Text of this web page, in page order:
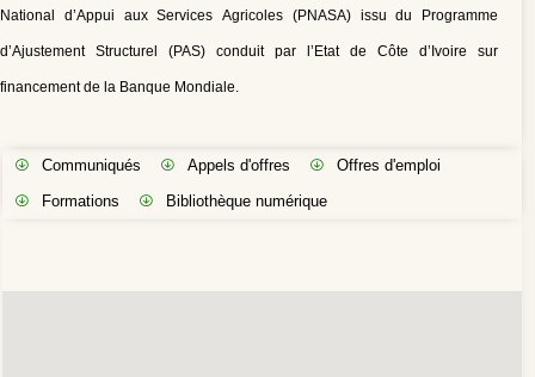
National d’Appui aux Services Agricoles (PNASA) issu du Programme
d’Ajustement Structurel (PAS) conduit par l’Etat de Côte d’Ivoire sur
financement de la Banque Mondiale.
Communiqués Appels d'offres
Offres d'emploi
Formations
Bibliothèque numérique